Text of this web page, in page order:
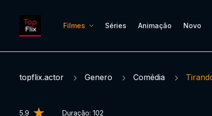
Filmes Séries Animação Novo
topflix.actor Genero Comédia
5.9 Duração: 102